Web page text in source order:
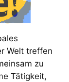
Welt treffen
zu
Tätigkeit,